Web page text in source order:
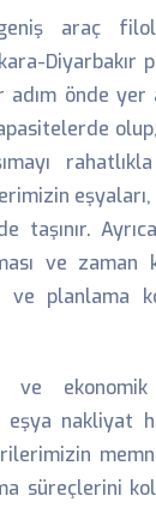
araç
Diyarbakır
önde yer
taşınır.
ve zaman
ve planlama
ve
eşya nakliyat
süreçlerini